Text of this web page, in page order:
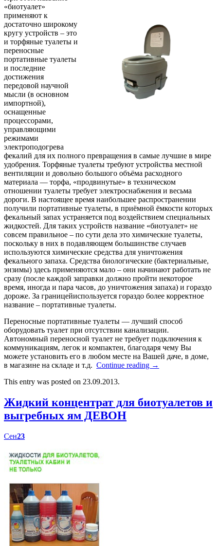
«биотуалет»
применяют к
достаточно широкому
кругу устройств – это
и торфяные туалеты и
переносные
портативные туалеты
и последние
достижения
передовой научной
мысли (в основном
импортной),
оснащенные
процессорами,
управляющими
режимами
электроподогрева
фекалий для их полного превращения в самые лучшие в мире
удобрения. Торфяные туалеты требуют устройства местной
вентиляции и довольно большого объёма расходного
материала — торфа, «продвинутые» в техническом
отношении туалеты требует электроснабжения и весьма
дороги. В настоящее время наибольшее распространении
получили портативные туалеты, в приёмной ёмкости которых
фекальный запах устраняется под воздействием специальных
жидкостей. Для таких устройств название «биотуалет» не
совсем правильное – по сути дела это химические туалеты,
поскольку в них в подавляющем большинстве случаев
используются химические средства для уничтожения
фекального запаха. Средства биологические (бактериальные,
энзимы) здесь применяются мало – они начинают работать не
сразу (после каждой заправки должно пройти некоторое
время, иногда и пара часов, до уничтожения запаха) и гораздо
дороже. За границейиспользуется гораздо более корректное
название – портативные туалеты.
Переносные портативные туалеты — лучший способ
оборудовать туалет при отсутствии канализации.
Автономный переносной туалет не требует подключения к
коммуникациям, легок и компактен, благодаря чему Вы
можете установить его в любом месте на Вашей даче, в доме,
в магазине на складе и т.д. Continue reading →
This entry was posted on 23.09.2013.
Жидкий концентрат для биотуалетов и
выгребных ям ДЕВОН
Сен23